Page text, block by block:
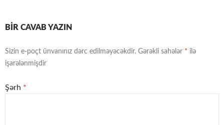
BIR CAVAB YAZIN
Sizin e-poçt ünvanınız dərc edilməyəcəkdir. Gərəkli sahələr * ilə
işarələnmişdir
Şərh *